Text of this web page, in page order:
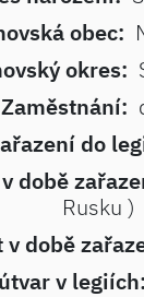
obec:
okres:
Zaměstnání:
do
době
Rusku )
v době
v